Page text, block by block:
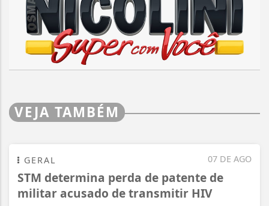
VEJA TAMBÉM
07 DE AGO
GERAL
STM determina perda de patente de
militar acusado de transmitir HIV